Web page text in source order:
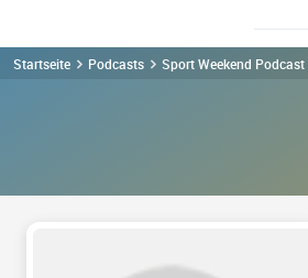
Startseite Podcasts Sport Weekend Podcast